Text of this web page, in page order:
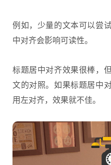
例如，少量的文本可以尝
中对齐会影响可读性。
标题居中对齐效果很棒，
文的对照。如果标题居中
用左对齐，效果就不佳。